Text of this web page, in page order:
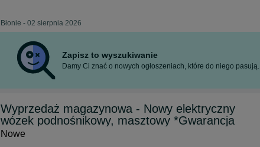
Błonie - 02 sierpnia 2026
Zapisz to wyszukiwanie
Damy Ci znać o nowych ogłoszeniach, które do niego pasują.
Wyprzedaż magazynowa - Nowy elektryczny
wózek podnośnikowy, masztowy *Gwarancja
Nowe